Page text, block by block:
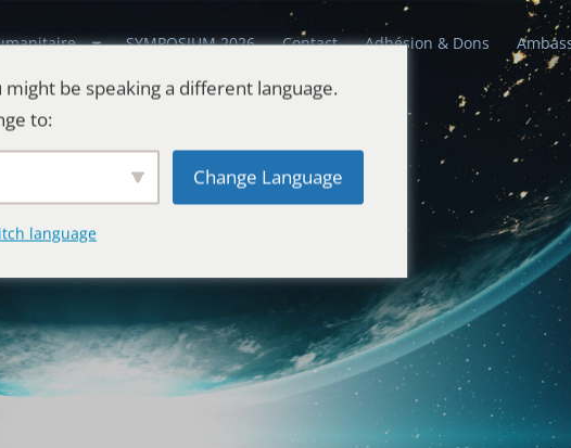
SYMPOSIUM 2026 Contact Adhésion & Dons
be speaking a different language.
to:
Change Language
language